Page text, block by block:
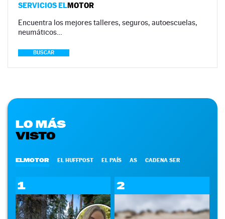
SERVICIOS ELMOTOR
Encuentra los mejores talleres, seguros, autoescuelas,
neumáticos…
BUSCAR
LO MÁS
VISTO
ELMOTOR EL HUFFPOST EL PAÍS AS CADENA SER
1 2